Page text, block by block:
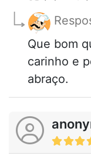
Que bom
carinho e
abraço.